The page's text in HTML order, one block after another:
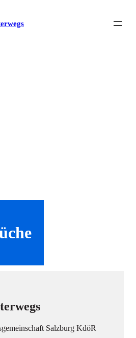
Salzburg KdöR